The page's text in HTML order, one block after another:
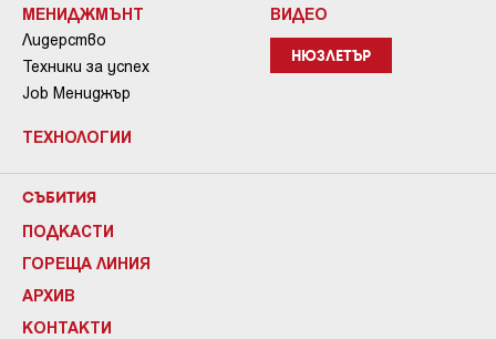
МЕНИДЖМЪНТ
Лидерство
Техники за успех
Job Мениджър
ТЕХНОЛОГИИ
ВИДЕО
НЮЗЛЕТЪР
СЪБИТИЯ
ПОДКАСТИ
ГОРЕЩА ЛИНИЯ
АРХИВ
КОНТАКТИ